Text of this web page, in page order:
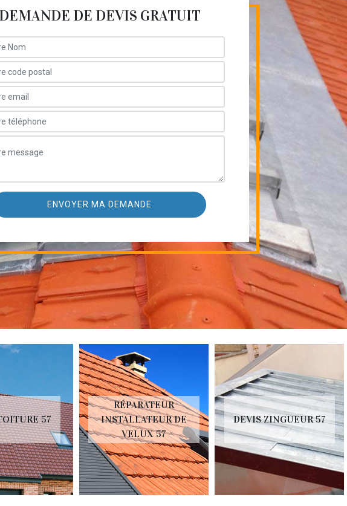
DEMANDE DE DEVIS GRATUIT
57
RÉPARATEUR
INSTALLATEUR DE
VELUX 57
DEVIS ZINGUEUR 57